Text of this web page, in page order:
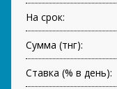
На срок:
Сумма (тнг):
Ставка (% в день):